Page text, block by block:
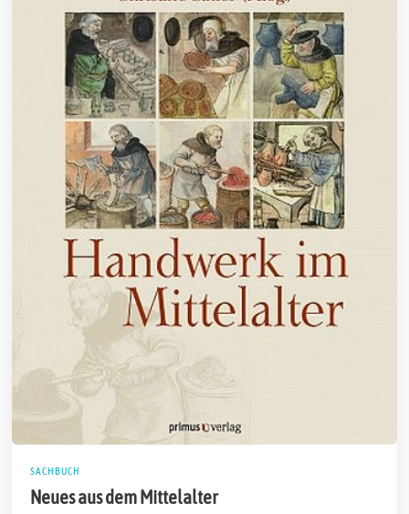
SACHBUCH
Neues aus dem Mittelalter